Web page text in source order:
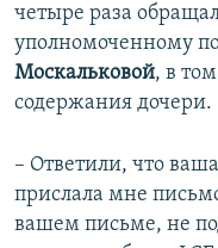
четыре раза
уполномоченному
Москальковой, в
содержания дочери.
– Ответили, что
прислала мне
вашем письме, не